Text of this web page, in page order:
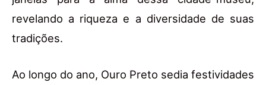
revelando a riqueza e a diversidade de suas
tradições.
Ao longo do ano, Ouro Preto sedia festividades